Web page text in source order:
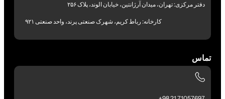
دفتر مرکزی: تهران، میدان آرژانتین، خیابان الوند، پلاک ۲۵۶
کارخانه: رباط کریم، شهرک صنعتی پرند، واحد صنعتی ۹۲۱
تماس